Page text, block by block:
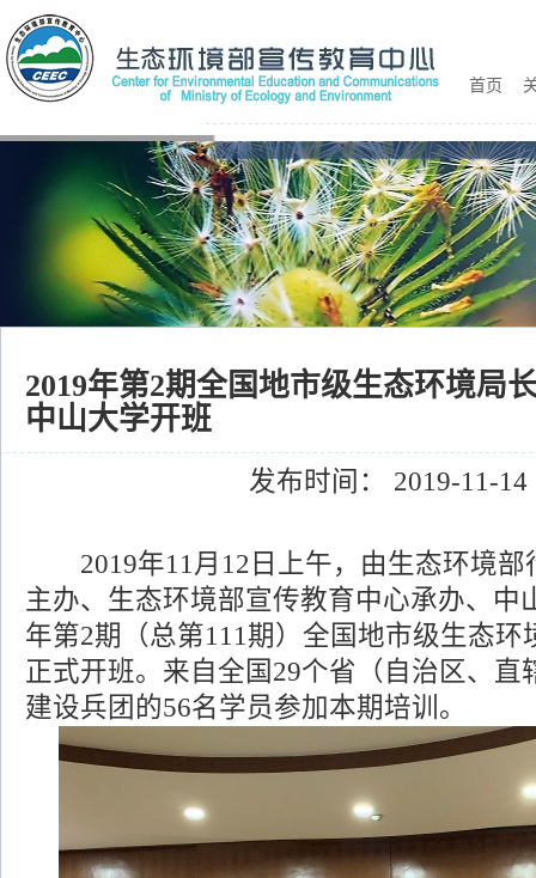
首页
2019年第2期全国地市级生态环境局
中山大学开班
发布时间： 2019-11-14
2019年11月12日上午，由生态环境部
主办、生态环境部宣传教育中心承办、中
年第2期（总第111期）全国地市级生态环
正式开班。来自全国29个省（自治区、直
建设兵团的56名学员参加本期培训。